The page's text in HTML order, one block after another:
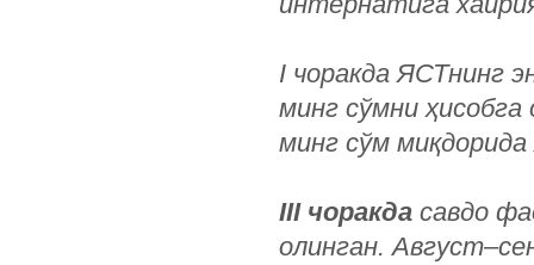
I чоракда ЯСТнинг
минг сўмни
минг сўм
III чоракда савдо
олинган.